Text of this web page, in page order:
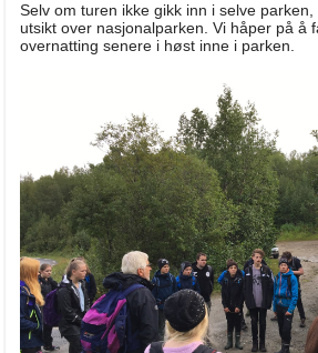
Selv om turen ikke gikk inn i selve
utsikt over nasjonalparken. Vi håper på å
overnatting senere i høst inne i parken.